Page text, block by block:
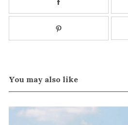
You may also like
c
f